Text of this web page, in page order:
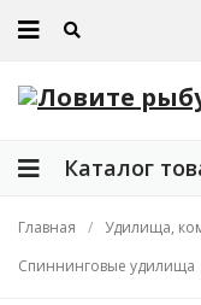
Каталог
Главная / Удилища,
Спиннинговые удилища